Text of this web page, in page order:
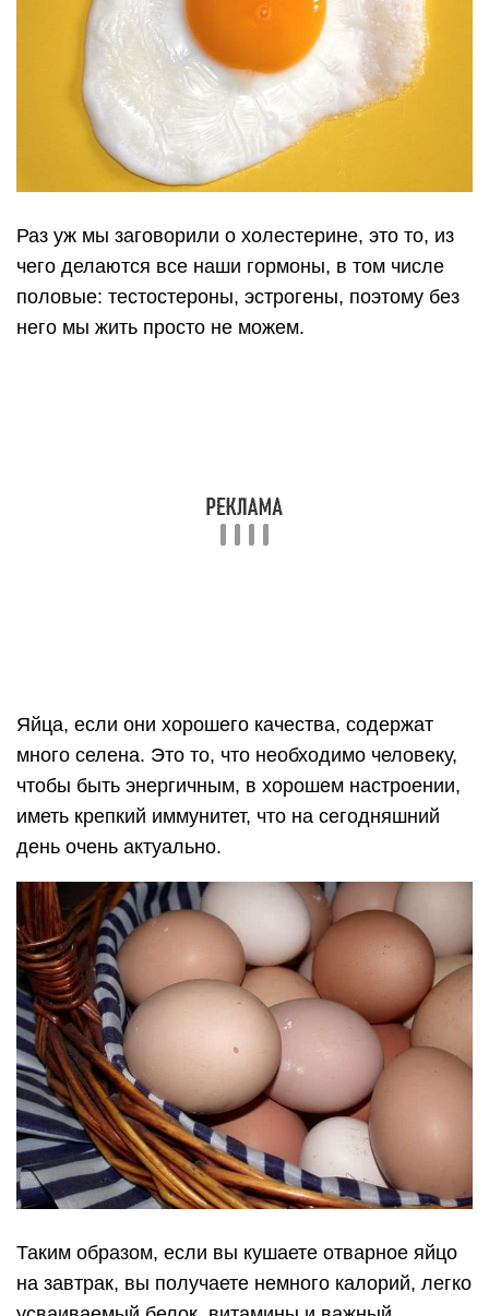
Яйца, если они хорошего качества, содержат
много селена. Это то, что необходимо человеку,
чтобы быть энергичным, в хорошем настроении,
иметь крепкий иммунитет, что на сегодняшний
день очень актуально.
https://youtube.com/watch?v=31o8nHs6IP0
Не совместимы
С картошкой. Ее называют вторым хлебом, а
по сему, довольно много людей едят картошку
минералы, не способствующие усвоению
кальция и железа содержащихся в яйцах, так
как они вместе плохо усваиваются.